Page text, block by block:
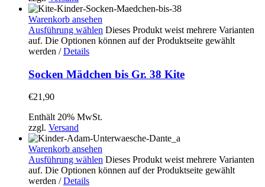
Warenkorb ansehen
Ausführung wählen Dieses Produkt weist mehrere Varianten
auf. Die Optionen können auf der Produktseite gewählt
werden / Details
Socken Mädchen bis Gr. 38 Kite
€21,90
Enthält 20% MwSt.
zzgl. Versand
Warenkorb ansehen
Ausführung wählen Dieses Produkt weist mehrere Varianten
auf. Die Optionen können auf der Produktseite gewählt
werden / Details